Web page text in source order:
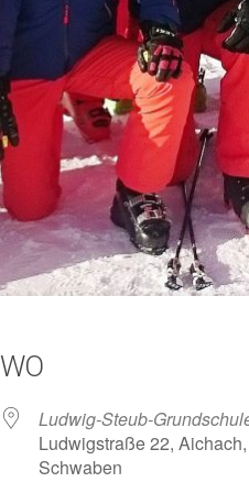
WO
Ludwig-Steub-
Ludwigstraße 22,
Schwaben